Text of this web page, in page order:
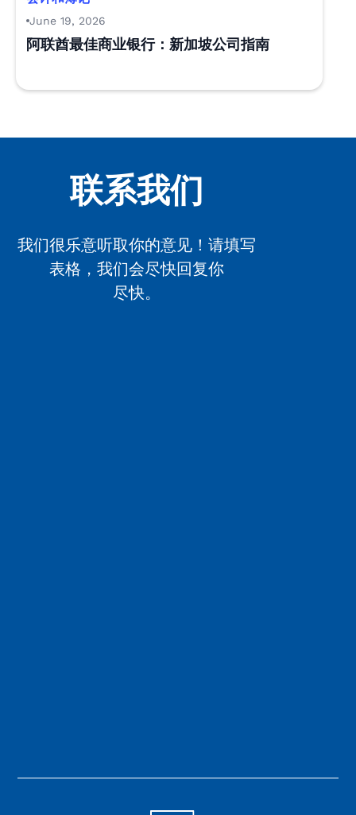
June 19, 2026
阿联酋最佳商业银行：新加坡公司指南
联系我们
我们很乐意听取你的意见！请填写
表格，我们会尽快回复你
尽快。